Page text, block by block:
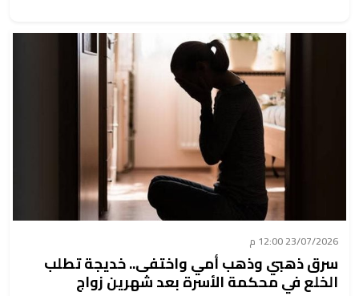
23/07/2026 12:00 م
سرق ذهبي وذهب أمي واختفى.. خديجة تطلب
الخلع في محكمة الأسرة بعد شهرين زواج